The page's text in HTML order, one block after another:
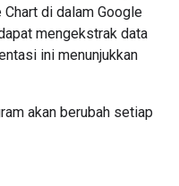
di dalam Google
mengekstrak data
ini menunjukkan
akan berubah setiap